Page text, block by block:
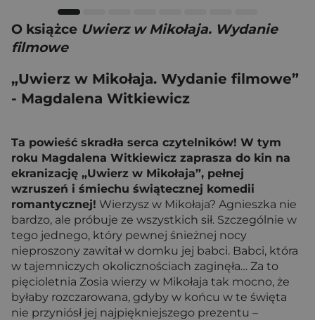
O książce Uwierz w Mikołaja. Wydanie
filmowe
„Uwierz w Mikołaja. Wydanie filmowe”
- Magdalena Witkiewicz
Ta powieść skradła serca czytelników! W tym
roku Magdalena Witkiewicz zaprasza do kin na
ekranizację „Uwierz w Mikołaja”, pełnej
wzruszeń i śmiechu świątecznej komedii
romantycznej! Wierzysz w Mikołaja? Agnieszka nie
bardzo, ale próbuje ze wszystkich sił. Szczególnie w
tego jednego, który pewnej śnieżnej nocy
nieproszony zawitał w domku jej babci. Babci, która
w tajemniczych okolicznościach zaginęła… Za to
pięcioletnia Zosia wierzy w Mikołaja tak mocno, że
byłaby rozczarowana, gdyby w końcu w te święta
nie przyniósł jej najpiękniejszego prezentu –